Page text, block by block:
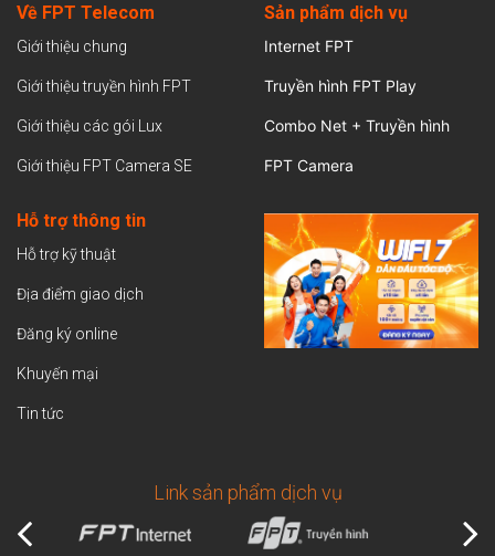
Về FPT Telecom
Giới thiệu chung
Giới thiệu truyền hình FPT
Giới thiệu các gói Lux
Giới thiệu FPT Camera SE
Sản phẩm dịch vụ
Internet FPT
Truyền hình FPT Play
Combo Net + Truyền hình
FPT Camera
Hỗ trợ thông tin
Hỗ trợ kỹ thuật
Địa điểm giao dịch
Đăng ký online
Khuyến mại
Tin tức
Link sản phẩm dịch vụ